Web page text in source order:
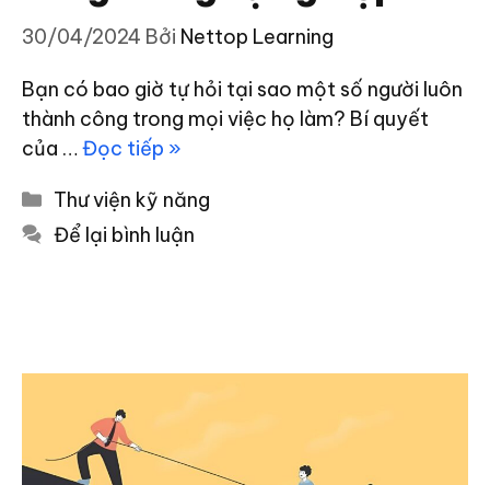
30/04/2024 Bởi Nettop Learning
Bạn có bao giờ tự hỏi tại sao một số người luôn
thành công trong mọi việc họ làm? Bí quyết
của …Đọc tiếp »
Danh
mục
Thư viện kỹ năng
Để lại bình luận